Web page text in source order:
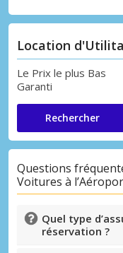
Location
Le Prix le plus Bas
Garanti
Rechercher
Questions
Voitures à
Quel type
réservation ?